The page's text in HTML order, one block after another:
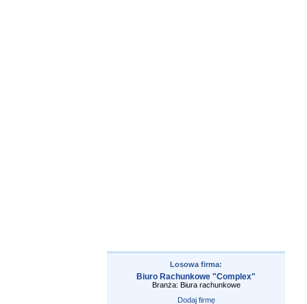
Losowa firma:
Biuro Rachunkowe "Complex"
Branża: Biura rachunkowe
Dodaj firmę